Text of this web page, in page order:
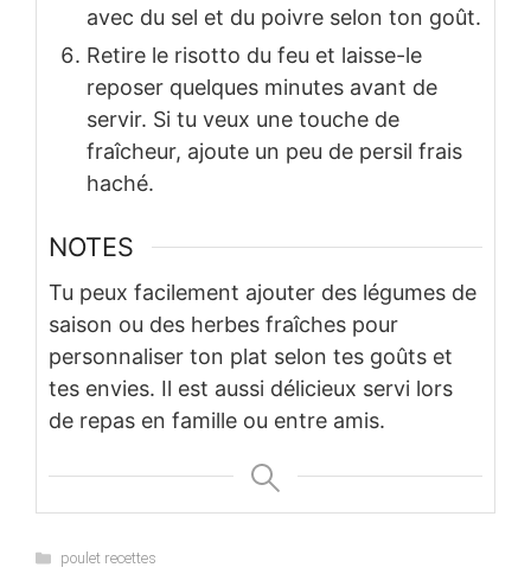
avec du sel et du poivre selon ton goût.
Retire le risotto du feu et laisse-le
reposer quelques minutes avant de
servir. Si tu veux une touche de
fraîcheur, ajoute un peu de persil frais
haché.
NOTES
Tu peux facilement ajouter des légumes de
saison ou des herbes fraîches pour
personnaliser ton plat selon tes goûts et
tes envies. Il est aussi délicieux servi lors
de repas en famille ou entre amis.
Categories
poulet recettes